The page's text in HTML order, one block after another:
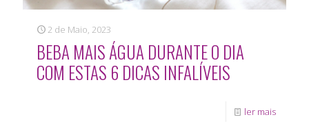
2 de Maio, 2023
BEBA MAIS ÁGUA DURANTE O DIA
COM ESTAS 6 DICAS INFALÍVEIS
ler mais